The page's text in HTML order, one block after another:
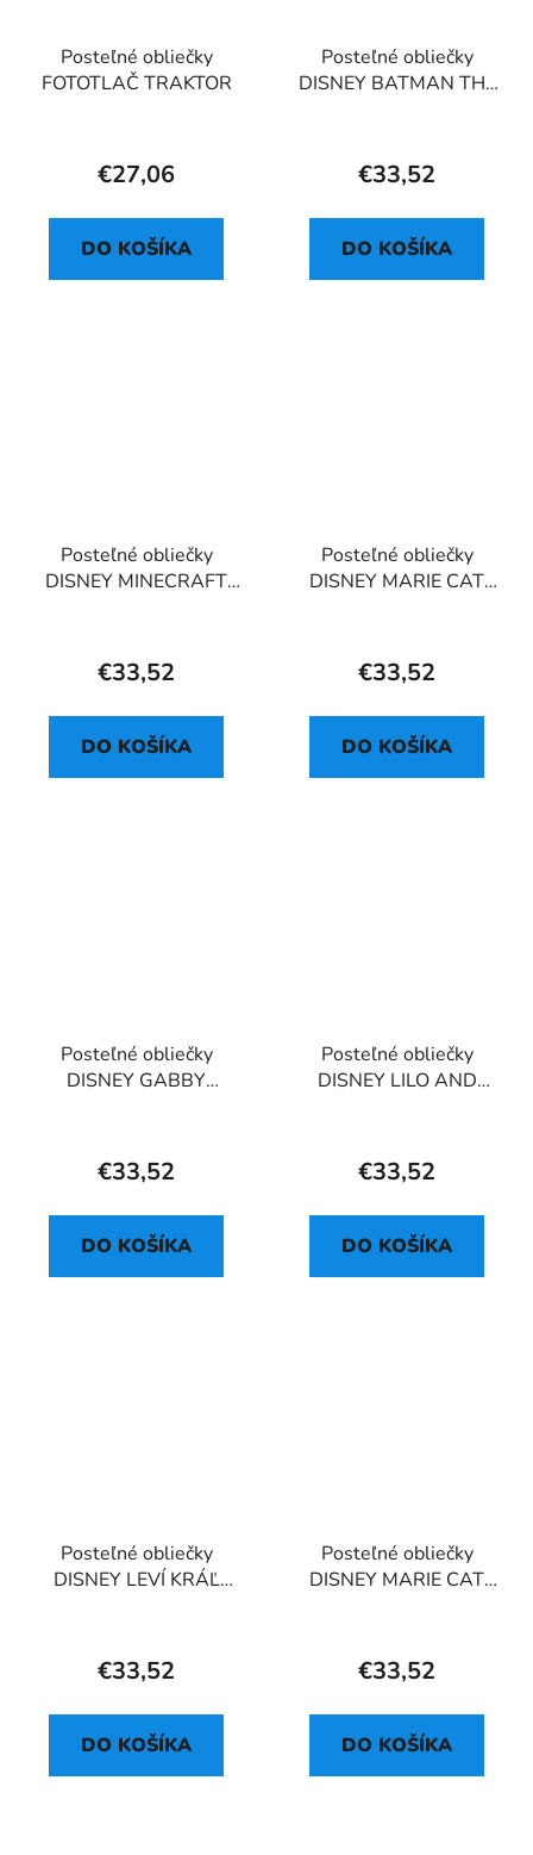
Posteľné obliečky
FOTOTLAČ TRAKTOR
€27,06
DO KOŠÍKA
Posteľné obliečky
DISNEY BATMAN THE
€33,52
DO KOŠÍKA
Posteľné obliečky
DISNEY MINECRAFT
€33,52
DO KOŠÍKA
Posteľné obliečky
DISNEY MARIE CAT
€33,52
DO KOŠÍKA
Posteľné obliečky
DISNEY GABBY
€33,52
DO KOŠÍKA
Posteľné obliečky
DISNEY LILO AND
€33,52
DO KOŠÍKA
Posteľné obliečky
DISNEY LEVÍ KRÁĽ
€33,52
DO KOŠÍKA
Posteľné obliečky
DISNEY MARIE CAT
€33,52
DO KOŠÍKA